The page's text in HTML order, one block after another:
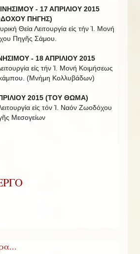
- 17 ΑΠΡΙΛΙΟΥ 2015
ΠΗΓΗΣ)
Θεία Λειτουργία εἰς τήν Ἱ. Μονή
Πηγῆς Σάμου.
- 18 ΑΠΡΙΛΙΟΥ 2015
εἰς τήν Ἱ. Μονή Κοιμήσεως
(Μνήμη Κολλυβάδων)
2015 (ΤΟΥ ΘΩΜΑ)
εἰς τόν Ἱ. Ναόν Ζωοδόχου
Μεσογείων